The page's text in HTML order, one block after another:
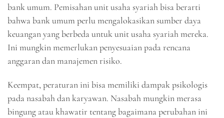
bank umum. Pemisahan unit usaha syariah bisa berarti
bahwa bank umum perlu mengalokasikan sumber daya
keuangan yang berbeda untuk unit usaha syariah mereka.
Ini mungkin memerlukan penyesuaian pada rencana
anggaran dan manajemen risiko.
Keempat, peraturan ini bisa memiliki dampak psikologis
pada nasabah dan karyawan. Nasabah mungkin merasa
bingung atau khawatir tentang bagaimana perubahan ini